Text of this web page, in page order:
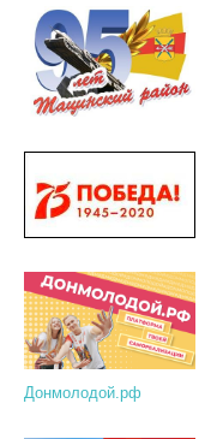
Донмолодой.рф